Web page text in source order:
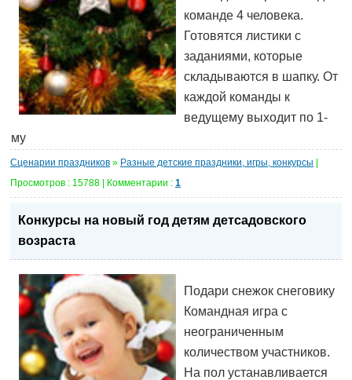
команде 4 человека.
Готовятся листики с
заданиями, которые
складываются в шапку. От
каждой команды к
ведущему выходит по 1-
му
Сценарии праздников » Разные детские праздники, игры, конкурсы |
Просмотров : 15788 | Комментарии : 1
Конкурсы на новый год детям детсадовского
возраста
Подари снежок снеговику
Командная игра с
неограниченным
количеством участников.
На пол устанавливается